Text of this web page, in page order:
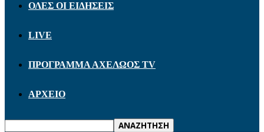
ΟΛΕΣ ΟΙ ΕΙΔΗΣΕΙΣ
LIVE
ΠΡΟΓΡΑΜΜΑ ΑΧΕΛΩΟΣ TV
ΑΡΧΕΙΟ